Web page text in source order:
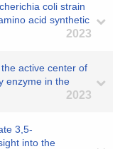
coli strain
acid synthetic
2023
active center of
enzyme in the
2023
3,5-
into the